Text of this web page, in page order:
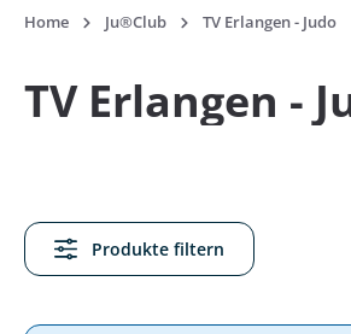
Home Ju®Club TV Erlangen - Judo
TV Erlangen -
Produkte filtern